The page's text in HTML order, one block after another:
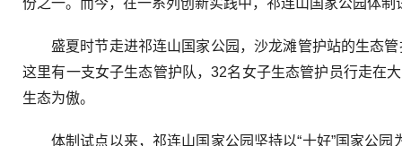
份之一。而今，在一系列创新实践中，祁连山国家公园体
盛夏时节走进祁连山国家公园，沙龙滩管护站的生态
这里有一支女子生态管护队，32名女子生态管护员行走在
生态为傲。
体制试点以来，祁连山国家公园坚持以“十好”国家公